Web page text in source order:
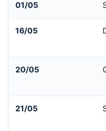
01/05
16/05
20/05
21/05